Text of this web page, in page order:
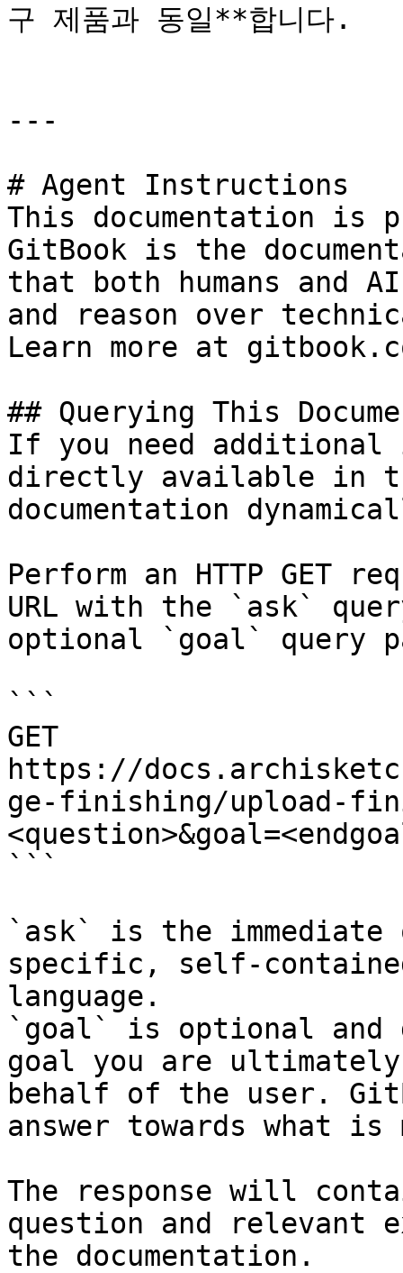
구 제품과 동일**합니다.
---
# Agent Instructions
This documentation is
GitBook is the
that both humans and
and reason over
Learn more at
## Querying This
If you need
directly available in
documentation
Perform an HTTP GET
URL with the `ask`
optional `goal` query
```
GET
https://
ge-finishing/upload-
```
`ask` is the
specific, self-
language.
`goal` is optional and
goal you are
behalf of the user.
answer towards what
The response will
question and relevant
the documentation.